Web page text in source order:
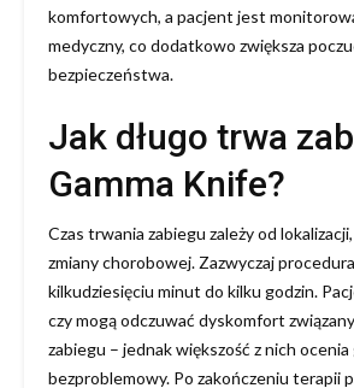
komfortowych, a pacjent jest
medyczny, co dodatkowo zwiększa
bezpieczeństwa.
Jak długo trwa
Gamma Knife?
Czas trwania zabiegu zależy od
zmiany chorobowej. Zazwyczaj
kilkudziesięciu minut do kilku godzin.
czy mogą odczuwać dyskomfort
zabiegu – jednak większość z nich
bezproblemowy. Po zakończeniu terapii